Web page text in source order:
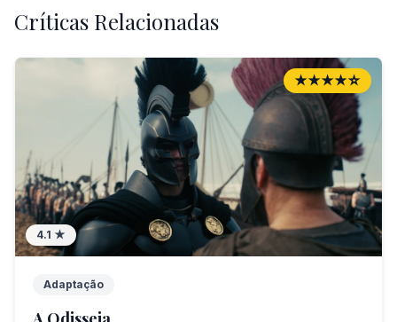
Críticas Relacionadas
★★★★☆
4.1 ★
Adaptação